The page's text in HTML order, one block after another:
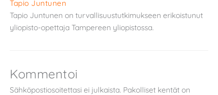
Tapio Juntunen
Tapio Juntunen on turvallisuustutkimukseen erikoistunut
yliopisto-opettaja Tampereen yliopistossa.
Kommentoi
Sähköpostiosoitettasi ei julkaista. Pakolliset kentät on